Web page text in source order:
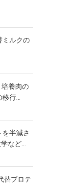
ミルクの
養肉の
行...
半減さ
など...
替プロテ